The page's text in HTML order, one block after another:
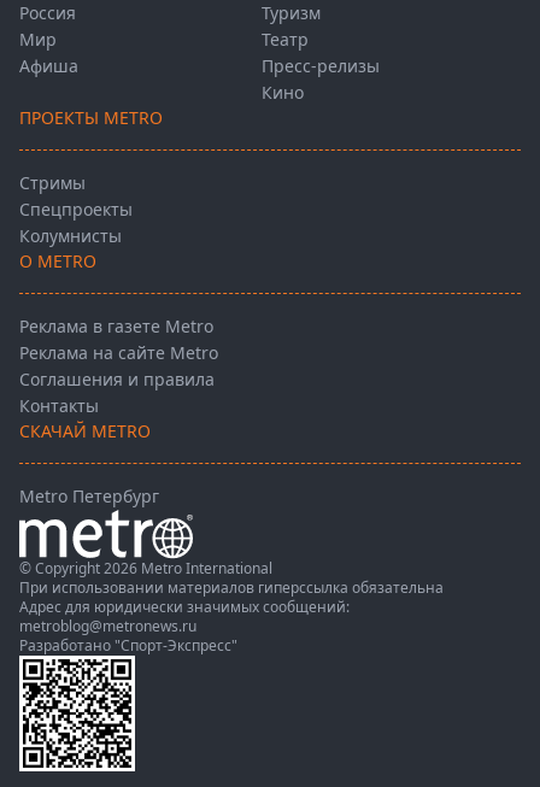
Россия
Мир
Афиша
Туризм
Театр
Пресс-релизы
Кино
ПРОЕКТЫ METRO
Стримы
Спецпроекты
Колумнисты
О METRO
Реклама в газете Metro
Реклама на сайте Metro
Соглашения и правила
Контакты
СКАЧАЙ METRO
Metro Петербург
© Copyright 2026 Metro International
При использовании материалов гиперссылка обязательна
Адрес для юридически значимых сообщений:
metroblog@metronews.ru
Разработано "Спорт-Экспресс"